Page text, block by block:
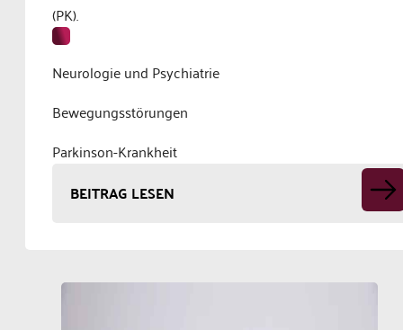
(PK).
Neurologie und Psychiatrie
Bewegungsstörungen
Parkinson-Krankheit
BEITRAG LESEN